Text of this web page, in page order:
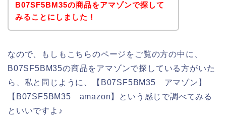
B07SF5BM35の商品をアマゾンで探して
みることにしました！
なので、もしもこちらのページをご覧の方の中に、
B07SF5BM35の商品をアマゾンで探している方がいた
ら、私と同じように、【B07SF5BM35 アマゾン】
【B07SF5BM35 amazon】という感じで調べてみる
といいですよ♪